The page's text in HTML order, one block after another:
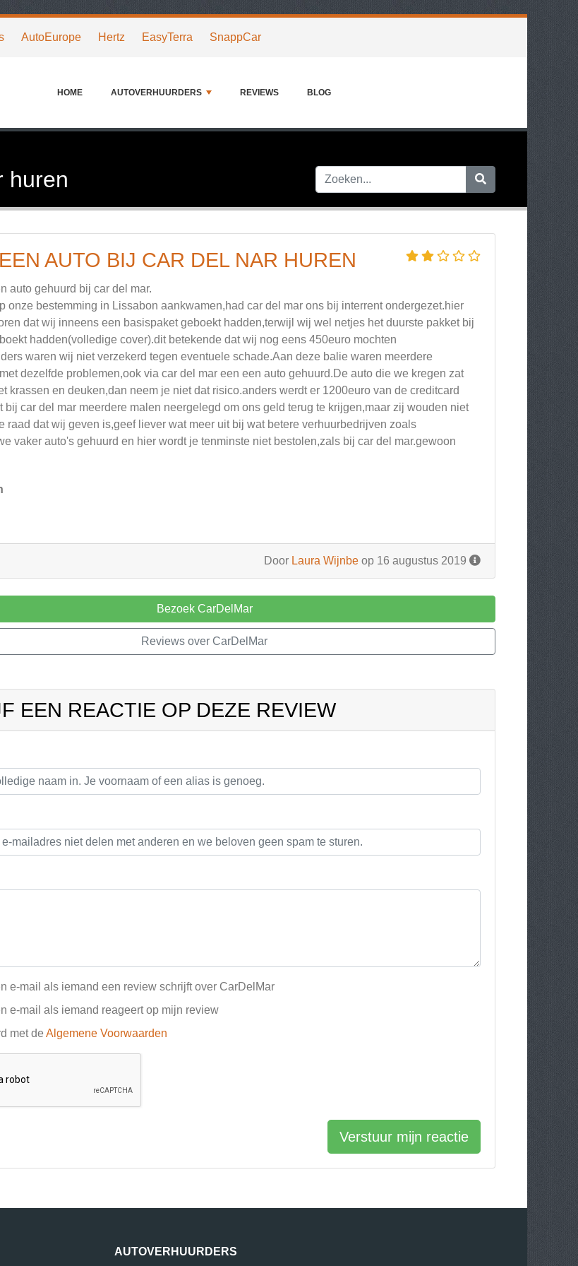
AutoEurope Hertz EasyTerra SnappCar
HOME AUTOVERHUURDERS REVIEWS BLOG
huren
AUTO BIJ CAR DEL NAR HUREN
auto gehuurd bij car del mar.
onze bestemming in Lissabon aankwamen,had car del mar ons bij interrent ondergezet.hier
dat wij inneens een basispaket geboekt hadden,terwijl wij wel netjes het duurste pakket bij
hadden(volledige cover).dit betekende dat wij nog eens 450euro mochten
waren wij niet verzekerd tegen eventuele schade.Aan deze balie waren meerdere
dezelfde problemen,ook via car del mar een een auto gehuurd.De auto die we kregen zat
krassen en deuken,dan neem je niet dat risico.anders werdt er 1200euro van de creditcard
bij car del mar meerdere malen neergelegd om ons geld terug te krijgen,maar zij wouden niet
raad dat wij geven is,geef liever wat meer uit bij wat betere verhuurbedrijven zoals
vaker auto's gehuurd en hier wordt je tenminste niet bestolen,zals bij car del mar.gewoon
Door Laura Wijnbe op 16 augustus 2019
Bezoek CarDelMar
Reviews over CarDelMar
EEN REACTIE OP DEZE REVIEW
e-mail als iemand een review schrijft over CarDelMar
e-mail als iemand reageert op mijn review
met de Algemene Voorwaarden
Verstuur mijn reactie
AUTOVERHUURDERS